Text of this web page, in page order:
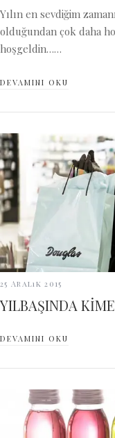
Yılın en sevdiğim
olduğundan çok daha
hoşgeldin……
DEVAMINI OKU
25 Aralık 2015
YILBAŞINDA
DEVAMINI OKU